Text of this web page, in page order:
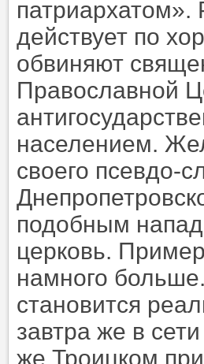
патриархатом».
действует по
обвиняют
Православной
населением.
своего псевдо-
подобным
церковь.
намного
становится
завтра же в
же Троицком